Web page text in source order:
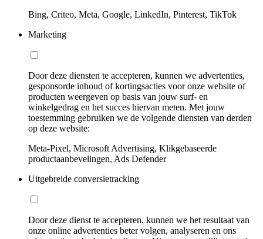
Bing, Criteo, Meta, Google, LinkedIn, Pinterest, TikTok
Marketing
Door deze diensten te accepteren, kunnen we advertenties,
gesponsorde inhoud of kortingsacties voor onze website of
producten weergeven op basis van jouw surf- en
winkelgedrag en het succes hiervan meten. Met jouw
toestemming gebruiken we de volgende diensten van derden
op deze website:
Meta-Pixel, Microsoft Advertising, Klikgebaseerde
productaanbevelingen, Ads Defender
Uitgebreide conversietracking
Door deze dienst te accepteren, kunnen we het resultaat van
onze online advertenties beter volgen, analyseren en ons